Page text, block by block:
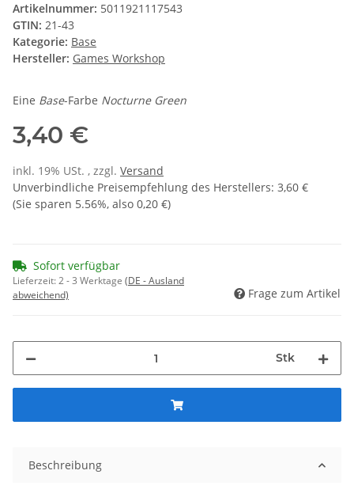
Artikelnummer: 5011921117543
GTIN: 21-43
Kategorie: Base
Hersteller: Games Workshop
Eine Base-Farbe Nocturne Green
3,40 €
inkl. 19% USt. , zzgl. Versand
Unverbindliche Preisempfehlung des Herstellers: 3,60 €
(Sie sparen 5.56%, also 0,20 €)
Sofort verfügbar
Lieferzeit:2 - 3 Werktage (DE - Ausland
abweichend)
Frage zum Artikel
Stk
Beschreibung